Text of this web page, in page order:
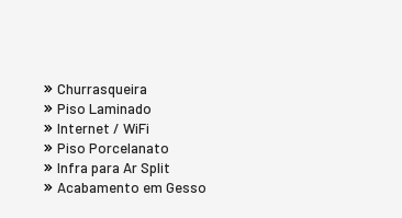
Churrasqueira
Piso Laminado
Internet / WiFi
Piso Porcelanato
Infra para Ar Split
Acabamento em Gesso